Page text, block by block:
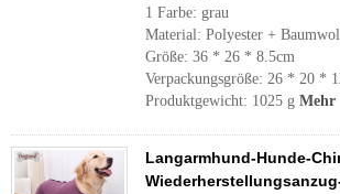
1 Farbe: grau
Material: Polyester +
Größe: 36 * 26 * 8.5cm
Verpackungsgröße: 26 * 20 *
Produktgewicht: 1025 g Mehr
Langarmhund-Hunde-